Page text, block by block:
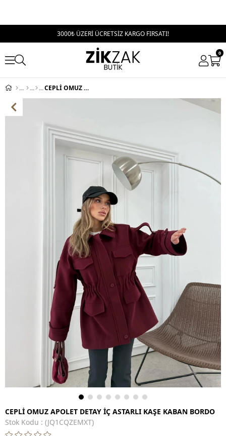
3000₺ ÜZERİ ÜCRETSİZ KARGO FIRSATI!
0
CEPLİ OMUZ APOLET DETAY İÇ ASTARLI KAŞE KABAN BORDO
CEPLİ OMUZ APOLET DETAY İÇ ASTARLI KAŞE KABAN BORDO
Stok Kodu
(JQ1CQZEMXT)